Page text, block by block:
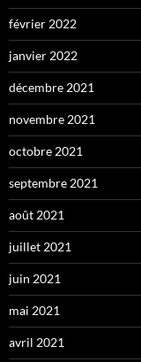
février 2022
janvier 2022
décembre 2021
novembre 2021
octobre 2021
septembre 2021
août 2021
juillet 2021
juin 2021
mai 2021
avril 2021